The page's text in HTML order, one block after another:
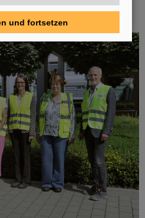
Dr. Astrid Mannes zu
und fortsetzen